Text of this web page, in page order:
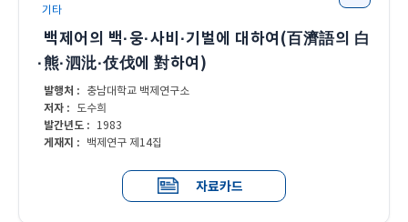
기타
백제어의 백·웅·사비·기벌에 대하여(百濟語의 白
·熊·泗沘·伎伐에 對하여)
발행처 : 충남대학교 백제연구소
저자 : 도수희
발간년도 : 1983
게재지 : 백제연구 제14집
자료카드